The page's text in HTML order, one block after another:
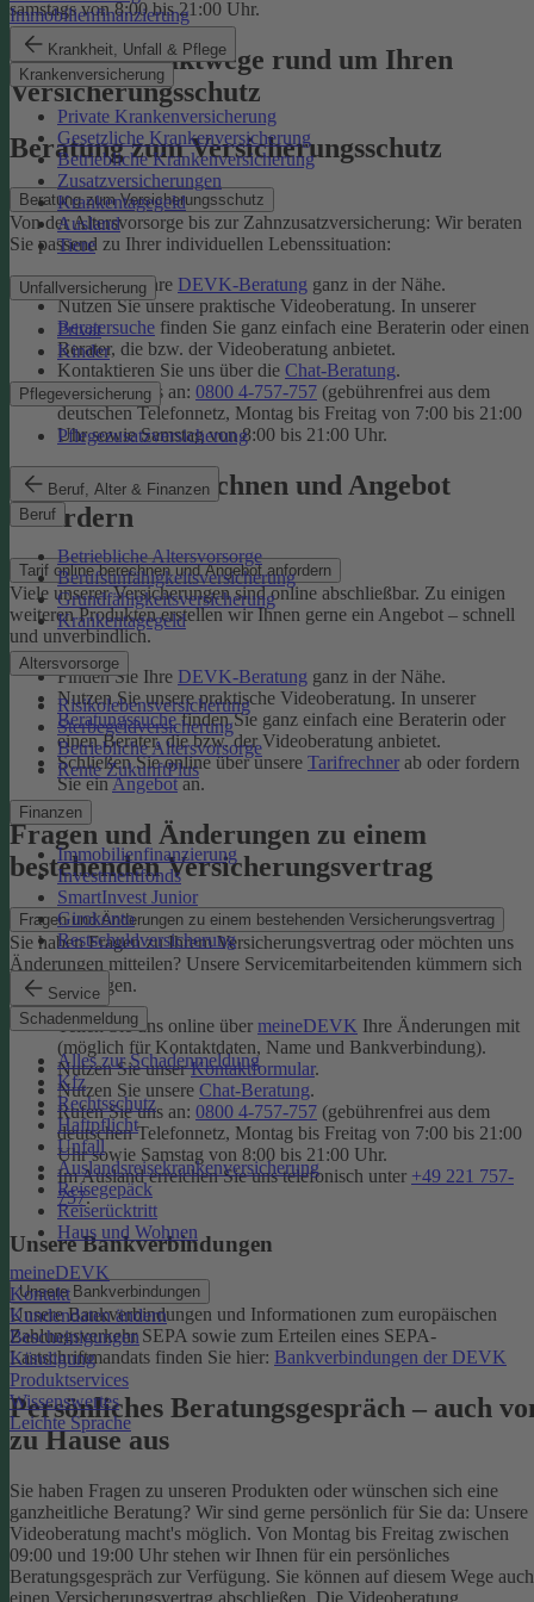
Immobilienfinanzierung
Krankheit, Unfall & Pflege
Krankenversicherung
Private Krankenversicherung
Gesetzliche Krankenversicherung
Betriebliche Krankenversicherung
Zusatzversicherungen
Krankentagegeld
Ausland
Tiere
Unfallversicherung
Privat
Kinder
Pflegeversicherung
Pflegezusatzversicherung
Beruf, Alter & Finanzen
Beruf
Betriebliche Altersvorsorge
Berufsunfähigkeitsversicherung
Grundfähigkeitsversicherung
Krankentagegeld
Altersvorsorge
Risikolebensversicherung
Sterbegeldversicherung
Betriebliche Altersvorsorge
Rente ZukunftPlus
Finanzen
Immobilienfinanzierung
Investmentfonds
SmartInvest Junior
Girokonto
Restschuldversicherung
Service
Schadenmeldung
Alles zur Schadenmeldung
Kfz
Rechtsschutz
Haftpflicht
Unfall
Auslandsreisekrankenversicherung
Reisegepäck
Reiserücktritt
Haus und Wohnen
meineDEVK
Kontakt
Kundendaten ändern
Bescheinigungen
Kündigung
Produktservices
Wissenswertes
Leichte Sprache
samstags von 8:00 bis 21:00 Uhr.
Unsere Kontaktwege rund um Ihren
Versicherungsschutz
Beratung zum Versicherungsschutz
Beratung zum Versicherungsschutz
Von der Altersvorsorge bis zur Zahnzusatzversicherung: Wir beraten
Sie passend zu Ihrer individuellen Lebenssituation:
Finden Sie Ihre DEVK-Beratung ganz in der Nähe.
Nutzen Sie unsere praktische Videoberatung. In unserer
Beratersuche finden Sie ganz einfach eine Beraterin oder einen
Berater, die bzw. der Videoberatung anbietet.
Kontaktieren Sie uns über die Chat-Beratung.
Rufen Sie uns an: 0800 4-757-757 (gebührenfrei aus dem
deutschen Telefonnetz, Montag bis Freitag von 7:00 bis 21:00
Uhr sowie Samstag von 8:00 bis 21:00 Uhr.
Tarif online berechnen und Angebot
anfordern
Tarif online berechnen und Angebot anfordern
Viele unserer Versicherungen sind online abschließbar. Zu einigen
weiteren Produkten erstellen wir Ihnen gerne ein Angebot – schnell
und unverbindlich.
Finden Sie Ihre DEVK-Beratung ganz in der Nähe.
Nutzen Sie unsere praktische Videoberatung. In unserer
Beratungssuchefinden Sie ganz einfach eine Beraterin oder
einen Berater, die bzw. der Videoberatung anbietet.
Schließen Sie online über unsere Tarifrechner ab oder fordern
Sie einAngebotan.
Fragen und Änderungen zu einem
bestehenden Versicherungsvertrag
Fragen und Änderungen zu einem bestehenden Versicherungsvertrag
Sie haben Fragen zu Ihrem Versicherungsvertrag oder möchten uns
Änderungen mitteilen? Unsere Servicemitarbeitenden kümmern sich
um Ihr Anliegen.
Teilen Sie uns online über meineDEVK Ihre Änderungen mit
(möglich für Kontaktdaten, Name und Bankverbindung).
Nutzen Sie unserKontaktformular.
Nutzen Sie unsere Chat-Beratung.
Rufen Sie uns an: 0800 4-757-757 (gebührenfrei aus dem
deutschen Telefonnetz, Montag bis Freitag von 7:00 bis 21:00
Uhr sowie Samstag von 8:00 bis 21:00 Uhr.
Im Ausland erreichen Sie uns telefonisch unter +49 221 757-
757.
Unsere Bankverbindungen
Unsere Bankverbindungen
Unsere Bankverbindungen und Informationen zum europäischen
Zahlungsverkehr SEPA sowie zum Erteilen eines SEPA-
Lastschriftmandats finden Sie hier: Bankverbindungen der DEVK
Persönliches Beratungsgespräch – auch
zu Hause aus
Sie haben Fragen zu unseren Produkten oder wünschen sich eine
ganzheitliche Beratung? Wir sind gerne persönlich für Sie da: Unsere
Videoberatung macht's möglich. Von Montag bis Freitag zwischen
09:00 und 19:00 Uhr stehen wir Ihnen für ein persönliches
Beratungsgespräch zur Verfügung. Sie können auf diesem Wege auch